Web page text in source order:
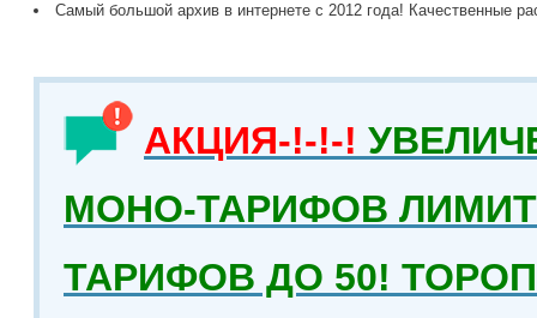
Самый большой архив в интернете с 2012 года! Качественные
АКЦИЯ-!-!-!
МОНО-ТАРИФОВ
ТАРИФОВ ДО 50!